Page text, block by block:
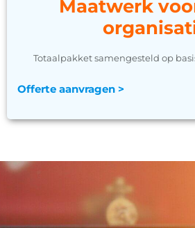
Maatwerk
Totaalpakket samengesteld op
Offerte aanvragen >